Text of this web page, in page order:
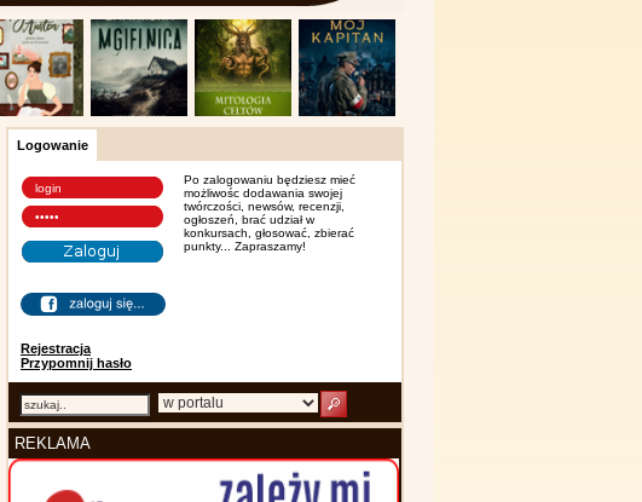
Logowanie
Rejestracja
Przypomnij hasło
Po zalogowaniu będziesz mieć
możliwośc dodawania swojej
twórczości, newsów, recenzji,
ogłoszeń, brać udział w
konkursach, głosować, zbierać
punkty... Zapraszamy!
REKLAMA